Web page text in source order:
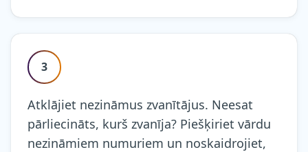
3
Atklājiet nezināmus zvanītājus. Neesat
pārliecināts, kurš zvanīja? Piešķiriet vārdu
nezināmiem numuriem un noskaidrojiet,